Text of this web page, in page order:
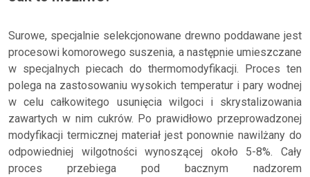
Surowe, specjalnie selekcjonowane drewno poddawane jest
procesowi komorowego suszenia, a następnie umieszczane
w specjalnych piecach do thermomodyfikacji. Proces ten
polega na zastosowaniu wysokich temperatur i pary wodnej
w celu całkowitego usunięcia wilgoci i skrystalizowania
zawartych w nim cukrów. Po prawidłowo przeprowadzonej
modyfikacji termicznej materiał jest ponownie nawilżany do
odpowiedniej wilgotności wynoszącej około 5-8%. Cały
proces przebiega pod bacznym nadzorem